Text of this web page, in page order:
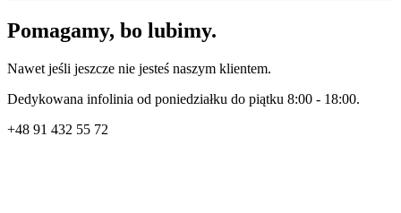
Pomagamy, bo lubimy.
Nawet jeśli jeszcze nie jesteś naszym klientem.
Dedykowana infolinia od poniedziałku do piątku 8:00 - 18:00.
+48 91 432 55 72